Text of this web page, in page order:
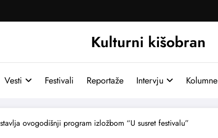
Kulturni kišobran
Vesti Festivali Reportaže Intervju Kolumne
ovogodišnji program izložbom “U susret festivalu”